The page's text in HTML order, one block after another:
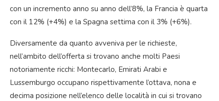
con un incremento anno su anno dell’8%, la Francia è quarta
con il 12% (+4%) e la Spagna settima con il 3% (+6%).
Diversamente da quanto avveniva per le richieste,
nell’ambito dell’offerta si trovano anche molti Paesi
notoriamente ricchi: Montecarlo, Emirati Arabi e
Lussemburgo occupano rispettivamente l’ottava, nona e
decima posizione nell’elenco delle località in cui si trovano